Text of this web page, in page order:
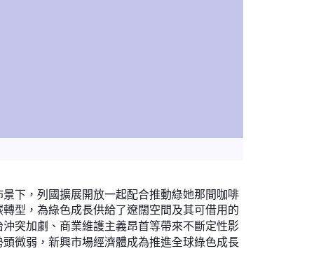
下，列國擴展開放一起配合推動綠她那間咖啡
型，為綠色成長供給了遼闊空間及其可借用的
突加劇、商業維護主義昂首等帶來不斷定性影
微弱，新興市場經濟體成為推進全球綠色成長